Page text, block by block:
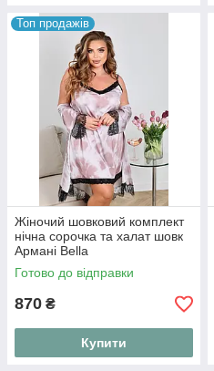
Топ продажів
Жіночий шовковий комплект
нічна сорочка та халат шовк
Армані Bella
Готово до відправки
870 ₴
Купити